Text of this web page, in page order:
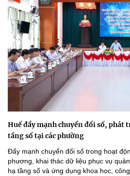
Huế đẩy mạnh chuyển đổi số, phát
tầng số tại các phường
Đẩy mạnh chuyển đổi số trong hoạt
phương, khai thác dữ liệu phục vụ
hạ tầng số và ứng dụng khoa học,